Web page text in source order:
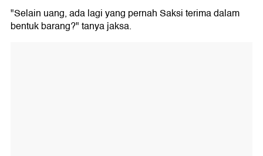
"Selain uang, ada lagi yang pernah Saksi terima dalam
bentuk barang?" tanya jaksa.